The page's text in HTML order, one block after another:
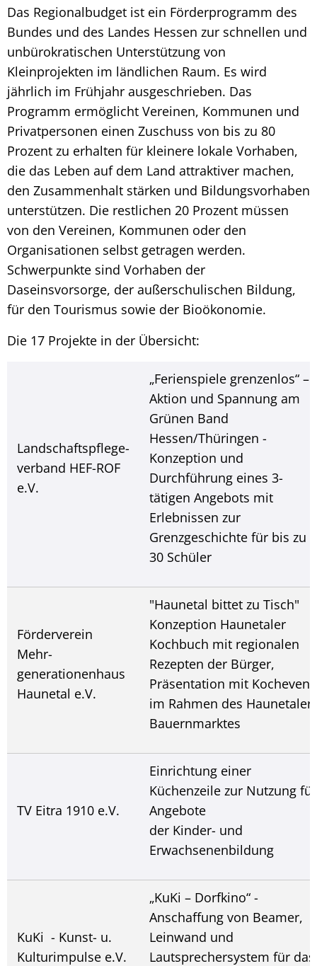
Das Regionalbudget ist ein Förderprogramm des
Bundes und des Landes Hessen zur schnellen und
unbürokratischen Unterstützung von
Kleinprojekten im ländlichen Raum. Es wird
jährlich im Frühjahr ausgeschrieben. Das
Programm ermöglicht Vereinen, Kommunen und
Privatpersonen einen Zuschuss von bis zu 80
Prozent zu erhalten für kleinere lokale Vorhaben,
die das Leben auf dem Land attraktiver machen,
den Zusammenhalt stärken und Bildungsvorhaben
unterstützen. Die restlichen 20 Prozent müssen
von den Vereinen, Kommunen oder den
Organisationen selbst getragen werden.
Schwerpunkte sind Vorhaben der
Daseinsvorsorge, der außerschulischen Bildung,
für den Tourismus sowie der Bioökonomie.
Die 17 Projekte in der Übersicht:
Landschaftspflege-
verband HEF-ROF
e.V.
„Ferienspiele grenzenlos“ –
Aktion und Spannung am
Grünen Band
Hessen/Thüringen -
Konzeption und
Durchführung eines 3-
tätigen Angebots mit
Erlebnissen zur
Grenzgeschichte für bis zu
30 Schüler
Förderverein
Mehr-
generationenhaus
Haunetal e.V.
"Haunetal bittet zu Tisch"
Konzeption Haunetaler
Kochbuch mit regionalen
Rezepten der Bürger,
Präsentation mit Kochevent
im Rahmen des Haunetaler
Bauernmarktes
TV Eitra 1910 e.V.
Einrichtung einer
Küchenzeile zur Nutzung für
Angebote
der Kinder- und
Erwachsenenbildung
KuKi - Kunst- u.
Kulturimpulse e.V.
„KuKi – Dorfkino“ -
Anschaffung von Beamer,
Leinwand und
Lautsprechersystem für das